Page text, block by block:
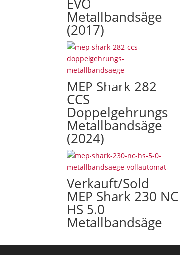
a
n
d
o
n
d
i
t
o
n
s
.
T
i
s
i
l
EVO
Metallbandsäge
(2017)
MEP Shark 282
CCS
Doppelgehrungs
Metallbandsäge
(2024)
Verkauft/Sold
MEP Shark 230 NC
HS 5.0
Metallbandsäge